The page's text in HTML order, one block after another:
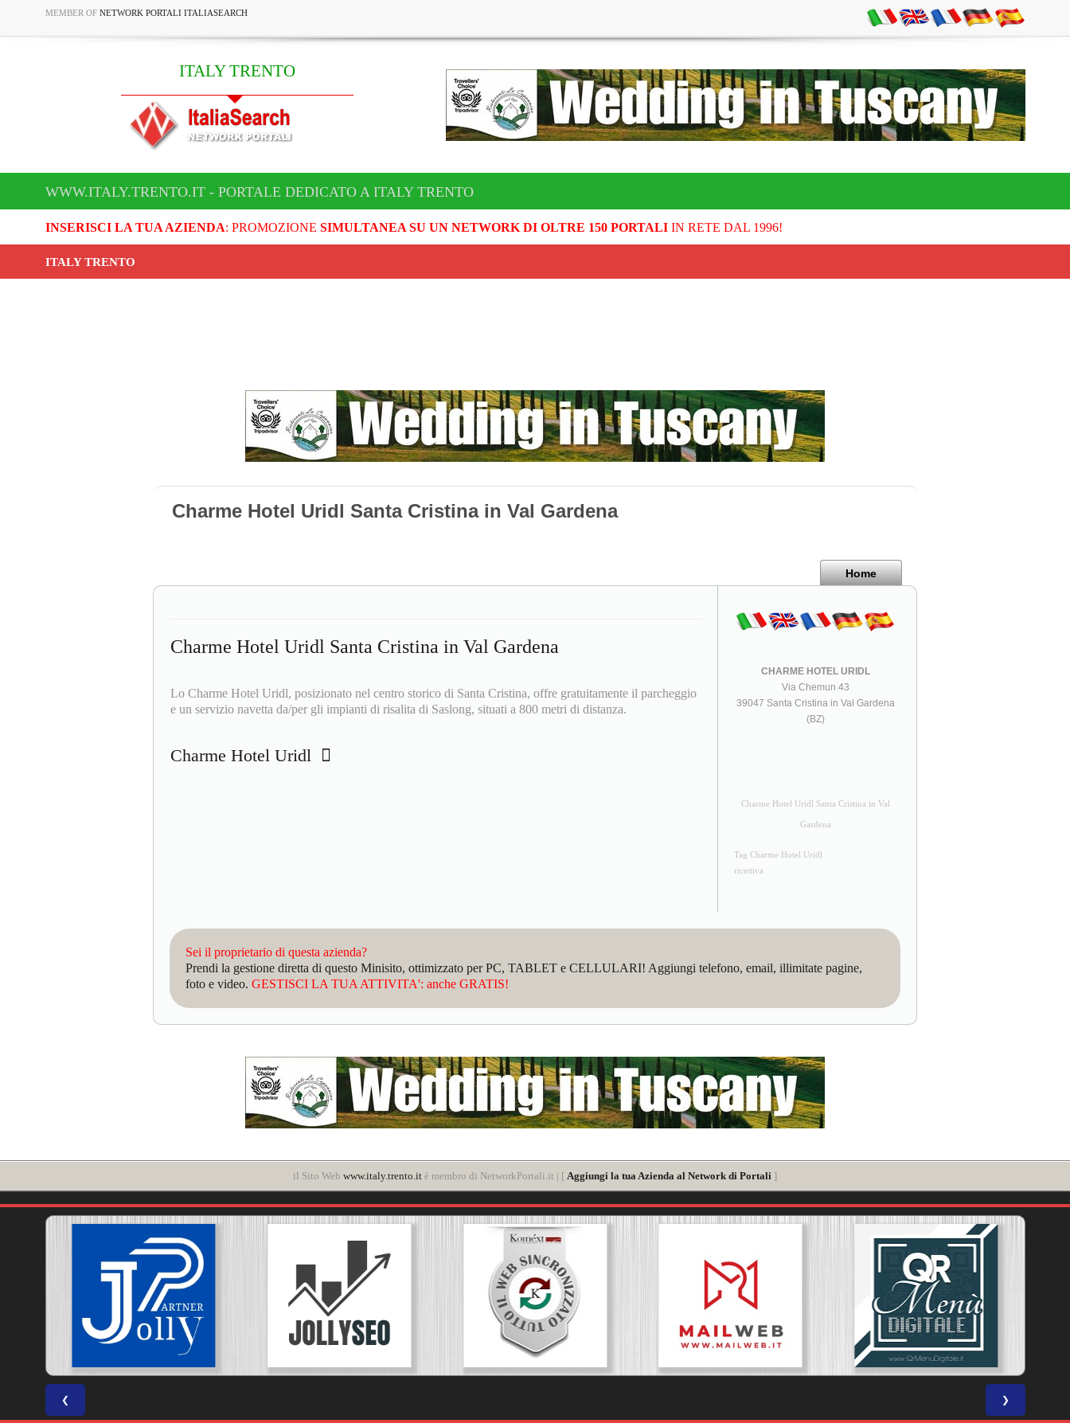
MEMBER OF NETWORK PORTALI ITALIASEARCH
ITALY TRENTO
WWW.ITALY.TRENTO.IT - PORTALE DEDICATO A ITALY TRENTO
INSERISCI LA TUA AZIENDA: PROMOZIONE SIMULTANEA SU UN NETWORK DI OLTRE 150 PORTALIIN RETE DAL 1996!
ITALY TRENTO
Charme Hotel Uridl Santa Cristina in Val Gardena
Home
Charme Hotel Uridl Santa Cristina in Val Gardena
Lo Charme Hotel Uridl, posizionato nel centro storico di Santa Cristina, offre gratuitamente il parcheggio
e un servizio navetta da/per gli impianti di risalita di Saslong, situati a 800 metri di distanza.
Charme Hotel Uridl
CHARME HOTEL URIDL
Via Chemun 43
39047 Santa Cristina in Val Gardena
(BZ)
Charme Hotel Uridl Santa Cristina in Val
Gardena
Tag Charme Hotel Uridl
ricettiva
Sei il proprietario di questa azienda?
Prendi la gestione diretta di questo Minisito, ottimizzato per PC, TABLET e CELLULARI! Aggiungi telefono, email, illimitate pagine,
foto e video. GESTISCI LA TUA ATTIVITA': anche GRATIS!
il Sito Web www.italy.trento.it è membro di NetworkPortali.it | [ Aggiungi la tua Azienda al Network di Portali ]
❮ ❯